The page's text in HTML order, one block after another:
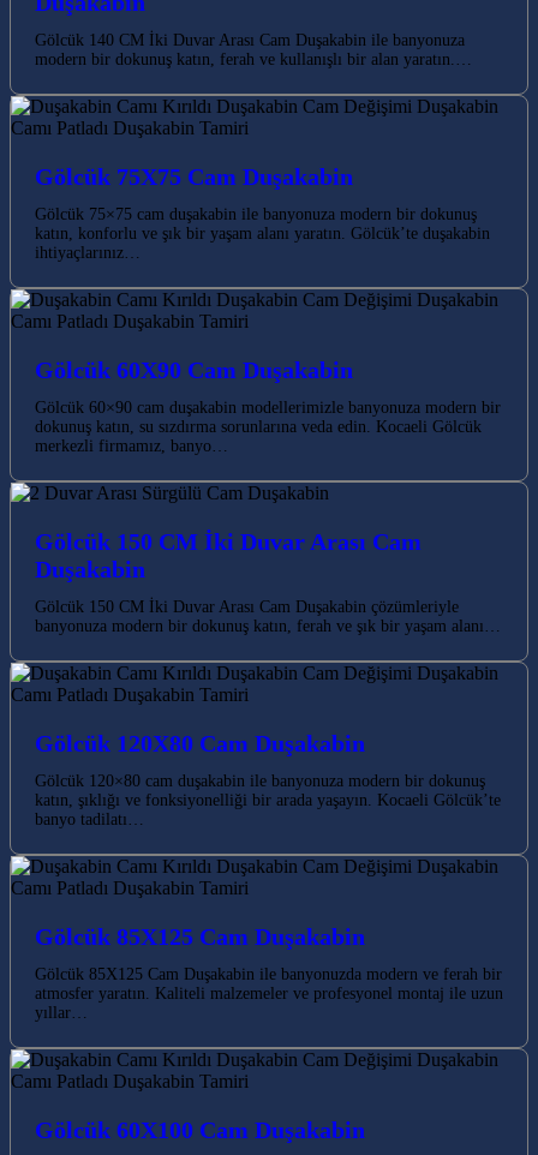
Gölcük 140 CM İki Duvar Arası Cam Duşakabin ile banyonuza
modern bir dokunuş katın, ferah ve kullanışlı bir alan yaratın.…
Gölcük 75X75 Cam Duşakabin
Gölcük 75×75 cam duşakabin ile banyonuza modern bir dokunuş
katın, konforlu ve şık bir yaşam alanı yaratın. Gölcük’te duşakabin
ihtiyaçlarınız…
Gölcük 60X90 Cam Duşakabin
Gölcük 60×90 cam duşakabin modellerimizle banyonuza modern bir
dokunuş katın, su sızdırma sorunlarına veda edin. Kocaeli Gölcük
merkezli firmamız, banyo…
Gölcük 150 CM İki Duvar Arası Cam
Duşakabin
Gölcük 150 CM İki Duvar Arası Cam Duşakabin çözümleriyle
banyonuza modern bir dokunuş katın, ferah ve şık bir yaşam alanı…
Gölcük 120X80 Cam Duşakabin
Gölcük 120×80 cam duşakabin ile banyonuza modern bir dokunuş
katın, şıklığı ve fonksiyonelliği bir arada yaşayın. Kocaeli Gölcük’te
banyo tadilatı…
Gölcük 85X125 Cam Duşakabin
Gölcük 85X125 Cam Duşakabin ile banyonuzda modern ve ferah bir
atmosfer yaratın. Kaliteli malzemeler ve profesyonel montaj ile uzun
yıllar…
Gölcük 60X100 Cam Duşakabin